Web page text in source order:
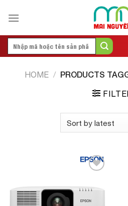
Search
HOME / PRODUCTS